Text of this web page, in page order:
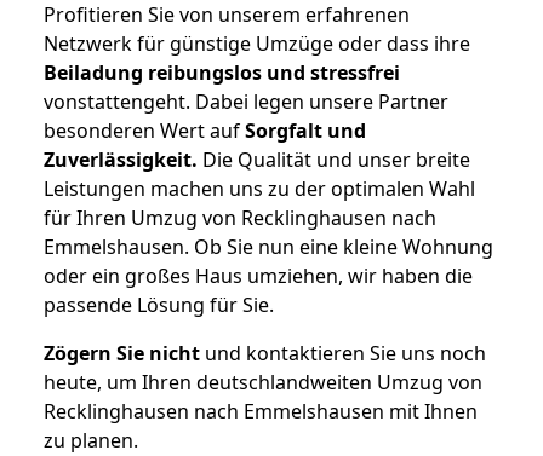
Profitieren Sie von unserem erfahrenen
Netzwerk für günstige Umzüge oder dass ihre
Beiladung reibungslos und stressfrei
vonstattengeht. Dabei legen unsere Partner
besonderen Wert aufSorgfalt und
Zuverlässigkeit. Die Qualität und unser breite
Leistungen machen uns zu der optimalen Wahl
für Ihren Umzug von Recklinghausen nach
Emmelshausen. Ob Sie nun eine kleine Wohnung
oder ein großes Haus umziehen, wir haben die
passende Lösung für Sie.
Zögern Sie nicht und kontaktieren Sie uns noch
heute, um Ihren deutschlandweiten Umzug von
Recklinghausen nach Emmelshausen mit Ihnen
zu planen.